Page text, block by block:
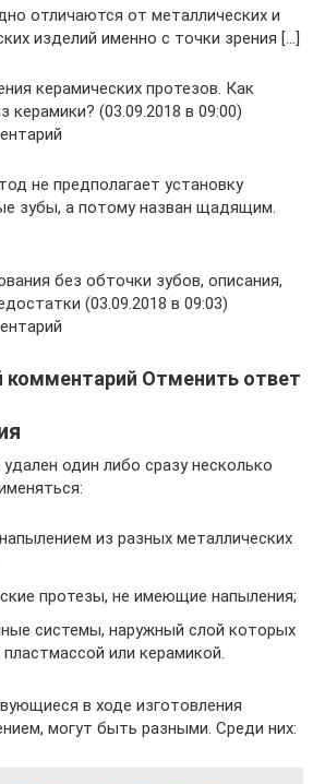
отличаются от металлических и
изделий именно с точки зрения […]
керамических протезов. Как
керамики? (03.09.2018 в 09:00)
не предполагает установку
зубы, а потому назван щадящим.
без обточки зубов, описания,
(03.09.2018 в 09:03)
комментарий Отменить ответ
один либо сразу несколько
из разных металлических
протезы, не имеющие напыления;
системы, наружный слой которых
или керамикой.
в ходе изготовления
могут быть разными. Среди них: